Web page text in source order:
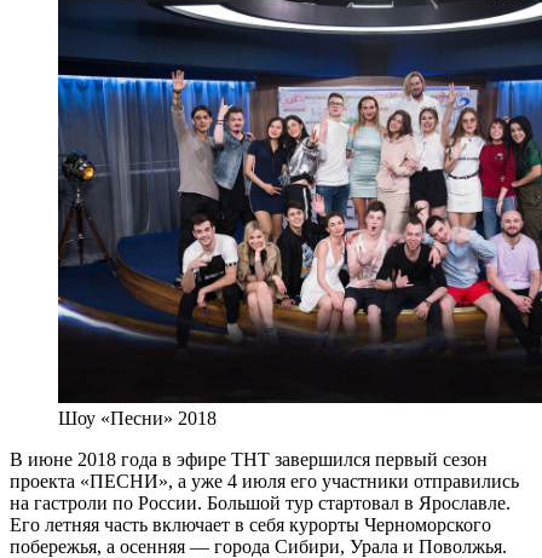
Шоу «Песни» 2018
В июне 2018 года в эфире ТНТ завершился первый сезон
проекта «ПЕСНИ», а уже 4 июля его участники отправились
на гастроли по России. Большой тур стартовал в Ярославле.
Его летняя часть включает в себя курорты Черноморского
побережья, а осенняя — города Сибири, Урала и Поволжья.